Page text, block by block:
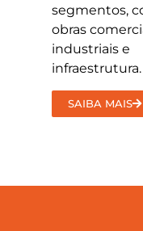
segmentos,
obras
industriais e
infraestrutura.
SAIBA MAIS